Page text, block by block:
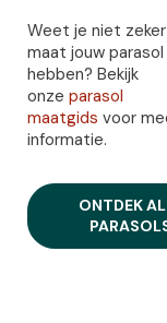
Weet je niet
maat jouw
hebben? Bekijk
onze parasol
maatgids voor
informatie.
ONTDEK